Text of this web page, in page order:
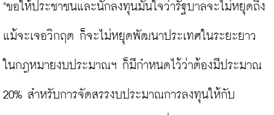
"ขอให้ประชาชนและนักลงทุนมั่นใจว่ารัฐบาลจะไม่หยุดถึง
แม้จะเจอวิกฤต ก็จะไม่หยุดพัฒนาประเทศในระยะยาว
ในกฎหมายงบประมาณฯ ก็มีกำหนดไว้ว่าต้องมีประมาณ
20% สำหรับการจัดสรรงบประมาณการลงทุนให้กับ